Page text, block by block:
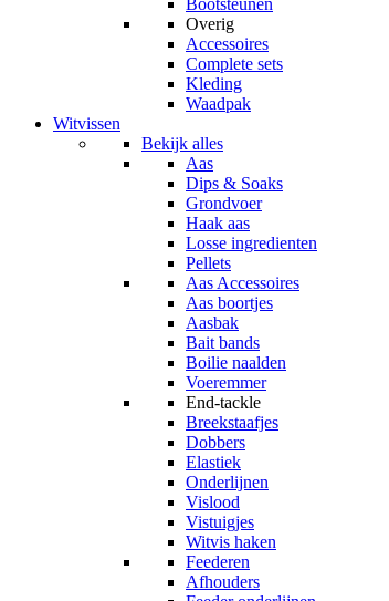
Bootsteunen
Overig
Accessoires
Complete sets
Kleding
Waadpak
Witvissen
Bekijk alles
Aas
Dips & Soaks
Grondvoer
Haak aas
Losse ingredienten
Pellets
Aas Accessoires
Aas boortjes
Aasbak
Bait bands
Boilie naalden
Voeremmer
End-tackle
Breekstaafjes
Dobbers
Elastiek
Onderlijnen
Vislood
Vistuigjes
Witvis haken
Feederen
Afhouders